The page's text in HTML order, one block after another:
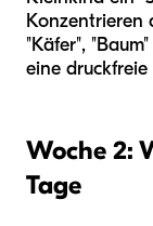
Konzentrieren
"Käfer",
eine
Woche 2:
Tage